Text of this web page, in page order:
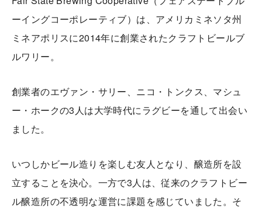
ーイングコーポレーティブ）は、アメリカミネソタ州
ミネアポリスに2014年に創業されたクラフトビールブ
ルワリー。
創業者のエヴァン・サリー、ニコ・トンクス、マシュ
ー・ホークの3人は大学時代にラグビーを通して出会い
ました。
いつしかビール造りを楽しむ友人となり、醸造所を設
立することを決心。一方で3人は、従来のクラフトビー
ル醸造所の不透明な運営に課題を感じていました。そ